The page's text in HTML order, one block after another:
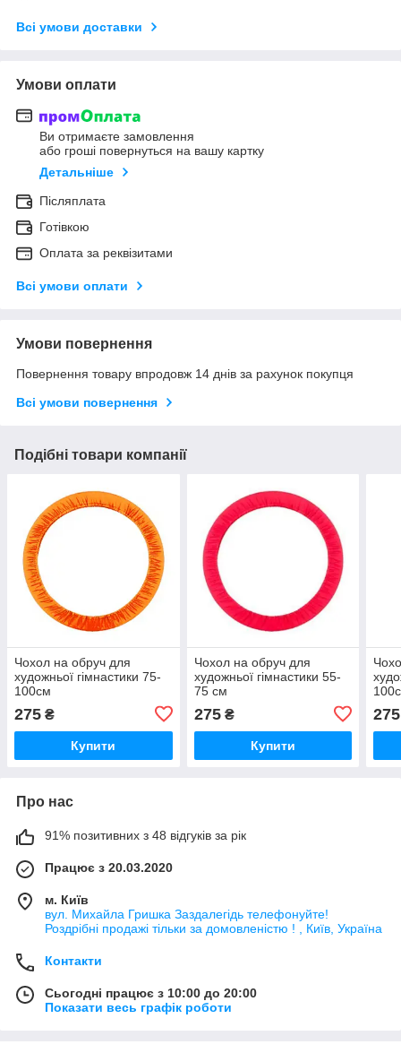
Всі умови доставки
Умови оплати
Ви отримаєте замовлення
або гроші повернуться на вашу картку
Детальніше
Післяплата
Готівкою
Оплата за реквізитами
Всі умови оплати
Умови повернення
Повернення товару впродовж 14 днів за рахунок покупця
Всі умови повернення
Подібні товари компанії
Чохол на обруч для
художньої гімнастики 75-
100см
275 ₴
Купити
Чохол на обруч для
художньої гімнастики 55-
75 см
275₴
Купити
275
Про нас
91% позитивних з 48 відгуків за рік
Працює з 20.03.2020
м. Київ
вул. Михайла Гришка Заздалегiдь телефонуйте!
Роздрібні продажі тiльки за домовленістю ! , Київ, Україна
Контакти
Сьогодні працює з 10:00 до 20:00
Показати весь графік роботи